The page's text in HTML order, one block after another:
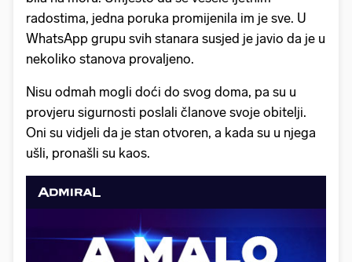
radostima, jedna poruka promijenila im je sve. U
WhatsApp grupu svih stanara susjed je javio da je u
nekoliko stanova provaljeno.
Nisu odmah mogli doći do svog doma, pa su u
provjeru sigurnosti poslali članove svoje obitelji.
Oni su vidjeli da je stan otvoren, a kada su u njega
ušli, pronašli su kaos.